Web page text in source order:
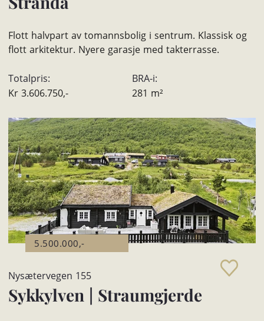
Flott halvpart av tomannsbolig i sentrum. Klassisk og
flott arkitektur. Nyere garasje med takterrasse.
Totalpris:
Kr 3.606.750,-
BRA-i:
281 m²
5.500.000,-
Nysætervegen 155
Sykkylven | Straumgjerde